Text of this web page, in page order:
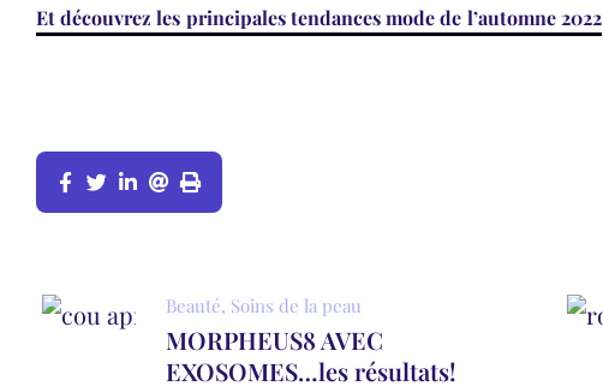
Et découvrez les principales tendances mode de l’automne 2022
Beauté, Soins de la peau
MORPHEUS8 AVEC
EXOSOMES…les résultats!